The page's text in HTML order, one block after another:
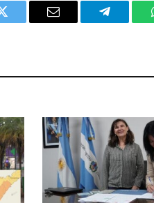
Twitter Email Telegram